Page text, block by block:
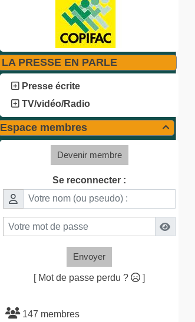
LA PRESSE EN PARLE
Presse écrite
TV/vidéo/Radio

Espace membres
Devenir membre
Se reconnecter :
Envoyer
[ Mot de passe perdu ? ]
147 membres